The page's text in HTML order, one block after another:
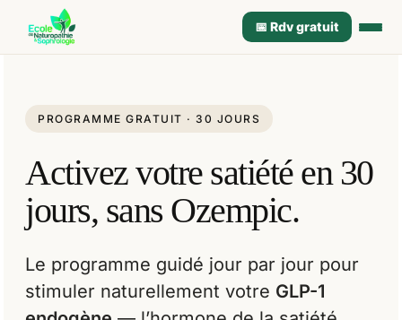
📅 Rdv gratuit
PROGRAMME GRATUIT · 30 JOURS
Activez votre satiété en 30
jours, sans Ozempic.
Le programme guidé jour par jour pour
stimuler naturellement votre GLP-1